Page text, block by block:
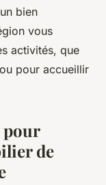
bien
vous
activités, que
pour accueillir
pour
de